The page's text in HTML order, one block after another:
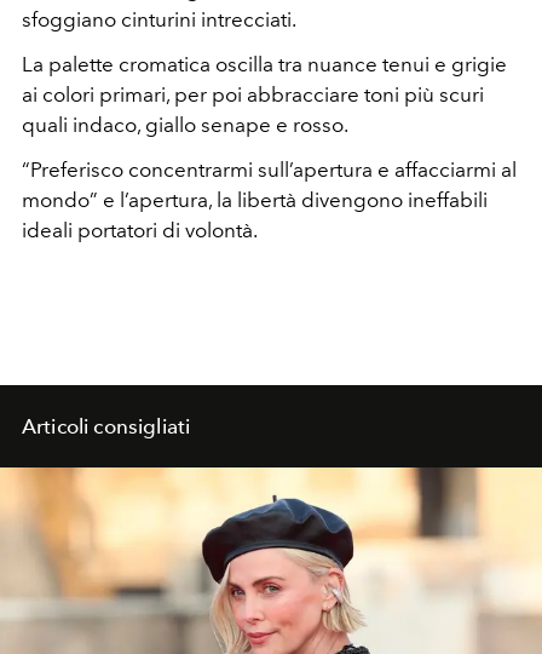
sfoggiano cinturini intrecciati.
La palette cromatica oscilla tra nuance tenui e grigie
ai colori primari, per poi abbracciare toni più scuri
quali indaco, giallo senape e rosso.
“Preferisco concentrarmi sull’apertura e affacciarmi al
mondo” e l’apertura, la libertà divengono ineffabili
ideali portatori di volontà.
Articoli consigliati